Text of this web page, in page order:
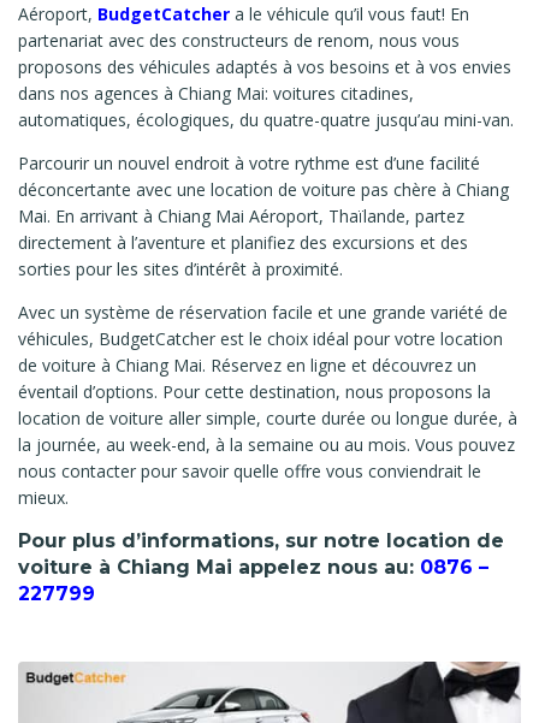
Aéroport, BudgetCatcher a le véhicule qu’il vous faut! En
partenariat avec des constructeurs de renom, nous vous
proposons des véhicules adaptés à vos besoins et à vos envies
dans nos agences à Chiang Mai: voitures citadines,
automatiques, écologiques, du quatre-quatre jusqu’au mini-van.
Parcourir un nouvel endroit à votre rythme est d’une facilité
déconcertante avec une location de voiture pas chère à Chiang
Mai. En arrivant à Chiang Mai Aéroport, Thaïlande, partez
directement à l’aventure et planifiez des excursions et des
sorties pour les sites d’intérêt à proximité.
Avec un système de réservation facile et une grande variété de
véhicules, BudgetCatcher est le choix idéal pour votre location
de voiture à Chiang Mai. Réservez en ligne et découvrez un
éventail d’options. Pour cette destination, nous proposons la
location de voiture aller simple, courte durée ou longue durée, à
la journée, au week-end, à la semaine ou au mois. Vous pouvez
nous contacter pour savoir quelle offre vous conviendrait le
mieux.
Pour plus d’informations, sur notre location de
voiture à Chiang Mai appelez nous au: 0876 –
227799